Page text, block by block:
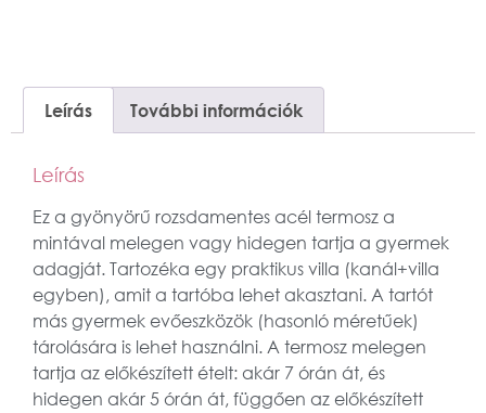
Leírás További információk
Leírás
Ez a gyönyörű rozsdamentes acél termosz a
mintával melegen vagy hidegen tartja a gyermek
adagját. Tartozéka egy praktikus villa (kanál+villa
egyben), amit a tartóba lehet akasztani. A tartót
más gyermek evőeszközök (hasonló méretűek)
tárolására is lehet használni. A termosz melegen
tartja az előkészített ételt: akár 7 órán át, és
hidegen akár 5 órán át, függően az előkészített